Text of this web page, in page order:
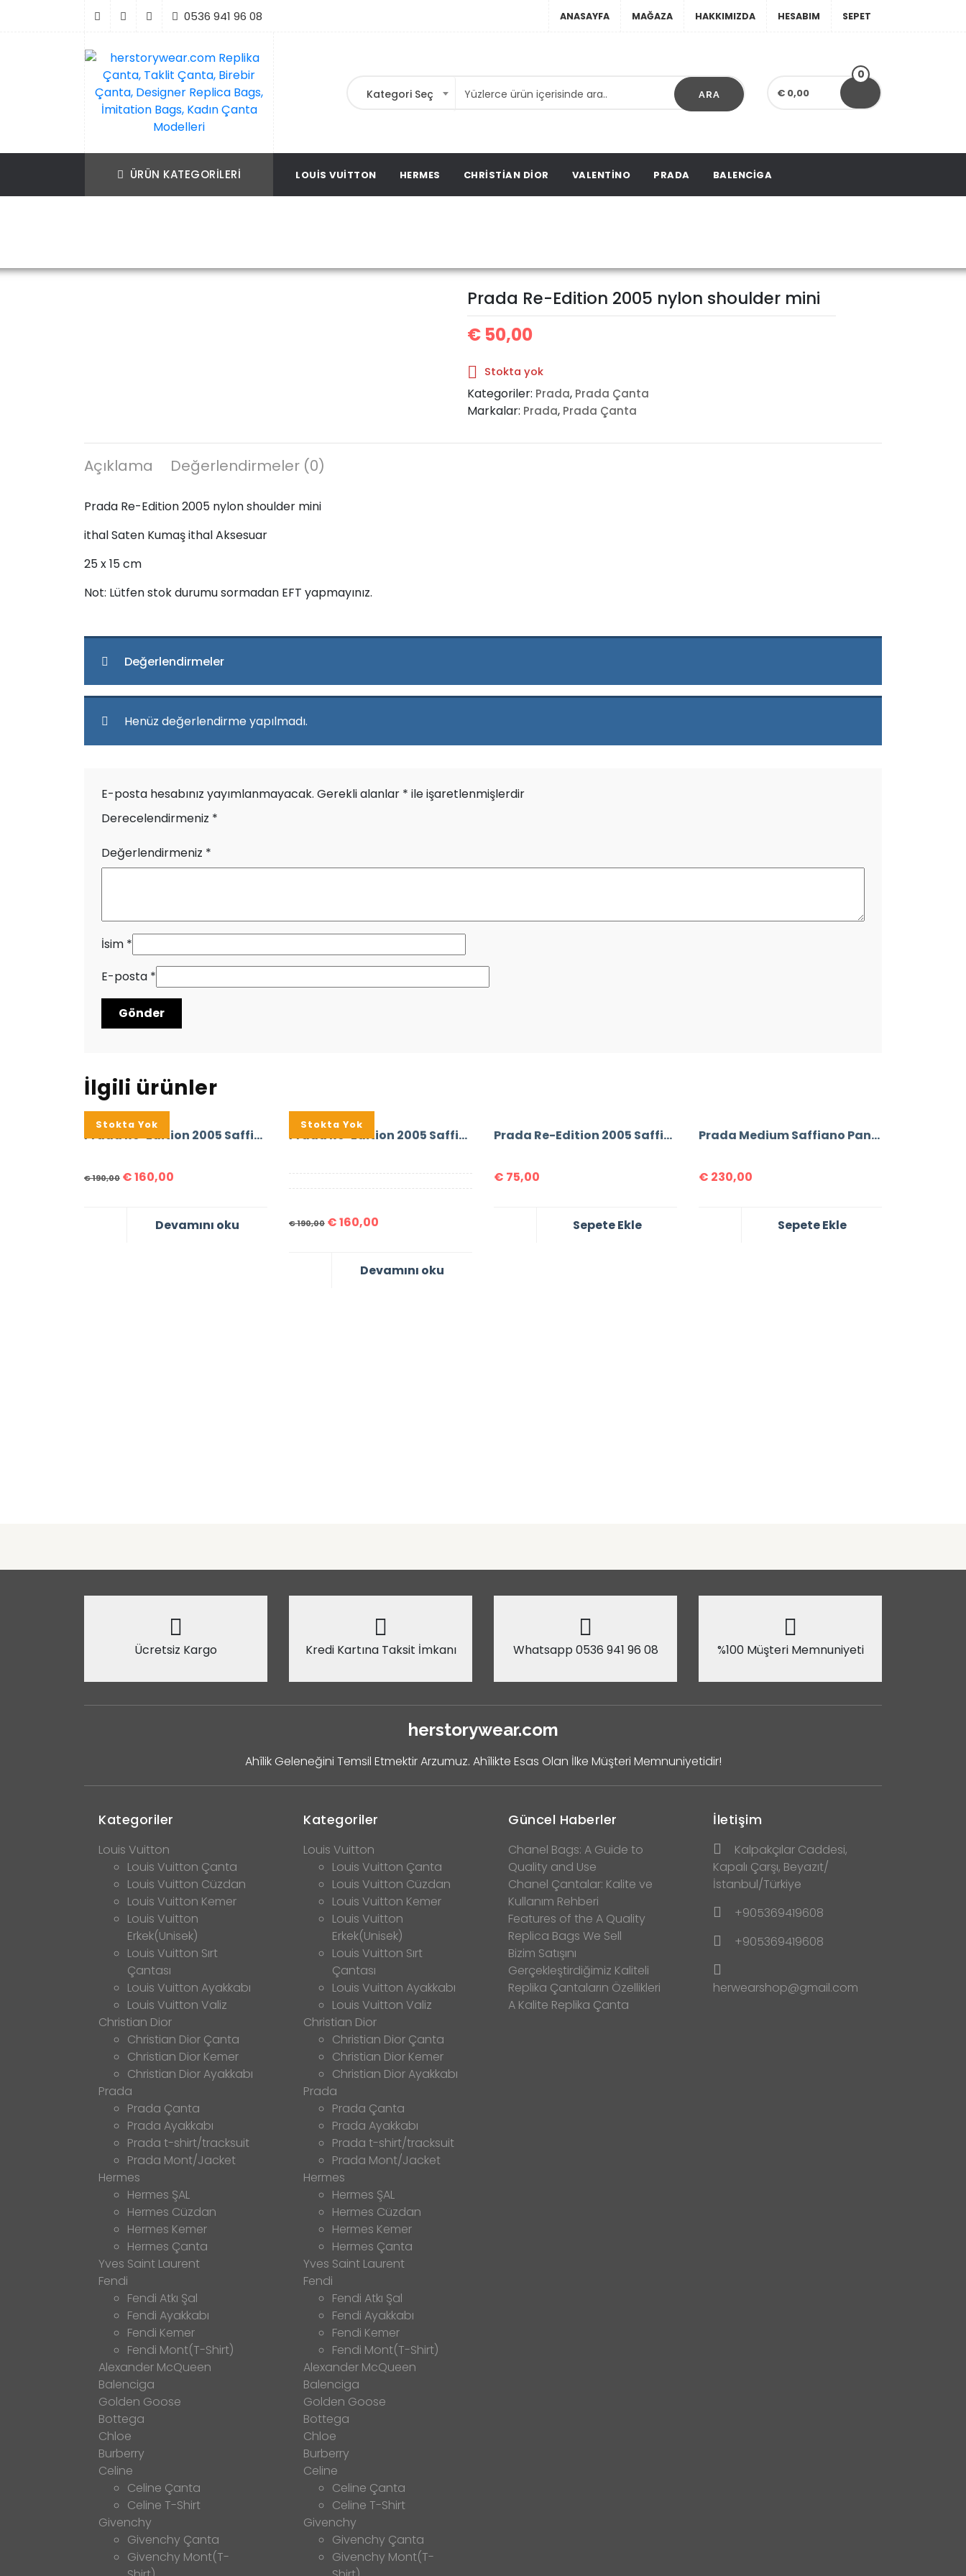
0536 941 96 08 ANASAYFA MAĞAZA HAKKIMIZDA HESABIM SEPET
İmitation Bags, Kadın Çanta Modelleri
Kategori Seç ARA € 0,00
0
ÜRÜN KATEGORILERI LOUIS VUITTON HERMES CHRISTIAN DIOR VALENTINO PRADA BALENCIGA
Prada Re-Edition 2005 nylon shoulder mini
€50,00
Stokta yok
Kategoriler: Prada, Prada Çanta
Markalar: Prada, Prada Çanta
Açıklama Değerlendirmeler (0)
Prada Re-Edition 2005 nylon shoulder mini
ithal Saten Kumaş ithal Aksesuar
25 x 15 cm
Not: Lütfen stok durumu sormadan EFT yapmayınız.
Değerlendirmeler
Henüz değerlendirme yapılmadı.
E-posta hesabınız yayımlanmayacak. Gerekli alanlar * ile işaretlenmişlerdir
Derecelendirmeniz *
Değerlendirmeniz *
İsim *
E-posta *
İlgili ürünler
%16
Stokta Yok
Prada Re-Edition 2005 Saffiano Leather Bag
€190,00 €160,00
Devamını oku
%16
Stokta Yok
Prada Re-Edition 2005 Saffiano Leather Bag
€190,00 €160,00
Devamını oku
Prada Re-Edition 2005 Saffiano Leather Bag
€ 75,00
Sepete Ekle
Prada Medium Saffiano Panier Bag
€ 230,00
Sepete Ekle
Ücretsiz Kargo Kredi Kartına Taksit İmkanı Whatsapp 0536 941 96 08 %100 Müşteri Memnuniyeti
herstorywear.com
Ahîlik Geleneğini Temsil Etmektir Arzumuz. Ahîlikte Esas Olan İlke Müşteri Memnuniyetidir!
Kategoriler
Louis Vuitton
Louis Vuitton Çanta
Louis Vuitton Cüzdan
Louis Vuitton Kemer
Louis Vuitton
Erkek(Unisek)
Louis Vuitton Sırt
Çantası
Louis Vuitton Ayakkabı
Louis Vuitton Valiz
Christian Dior
Christian Dior Çanta
Christian Dior Kemer
Christian Dior Ayakkabı
Prada
Prada Çanta
Prada Ayakkabı
Prada t-shirt/tracksuit
Prada Mont/Jacket
Hermes
Hermes ŞAL
Hermes Cüzdan
Hermes Kemer
Hermes Çanta
Yves Saint Laurent
Fendi
Fendi Atkı Şal
Fendi Ayakkabı
Fendi Kemer
Fendi Mont(T-Shirt)
Alexander McQueen
Balenciga
Golden Goose
Bottega
Chloe
Burberry
Celine
Celine Çanta
Celine T-Shirt
Givenchy
Givenchy Çanta
Givenchy Mont(T-
Kategoriler
Louis Vuitton
Louis Vuitton Çanta
Louis Vuitton Cüzdan
Louis Vuitton Kemer
Louis Vuitton
Erkek(Unisek)
Louis Vuitton Sırt
Çantası
Louis Vuitton Ayakkabı
Louis Vuitton Valiz
Christian Dior
Christian Dior Çanta
Christian Dior Kemer
Christian Dior Ayakkabı
Prada
Prada Çanta
Prada Ayakkabı
Prada t-shirt/tracksuit
Prada Mont/Jacket
Hermes
Hermes ŞAL
Hermes Cüzdan
Hermes Kemer
Hermes Çanta
Yves Saint Laurent
Fendi
Fendi Atkı Şal
Fendi Ayakkabı
Fendi Kemer
Fendi Mont(T-Shirt)
Alexander McQueen
Balenciga
Golden Goose
Bottega
Chloe
Burberry
Celine
Celine Çanta
Celine T-Shirt
Givenchy
Givenchy Çanta
Givenchy Mont(T-
Güncel Haberler
Chanel Bags: A Guide to
Quality and Use
Chanel Çantalar: Kalite ve
Kullanım Rehberi
Features of the A Quality
Replica Bags We Sell
Bizim Satışını
Gerçekleştirdiğimiz Kaliteli
Replika Çantaların Özellikleri
A Kalite Replika Çanta
İletişim
Kalpakçılar Caddesi,
Kapalı Çarşı, Beyazıt/
İstanbul/Türkiye
+905369419608
+905369419608
herwearshop@gmail.com